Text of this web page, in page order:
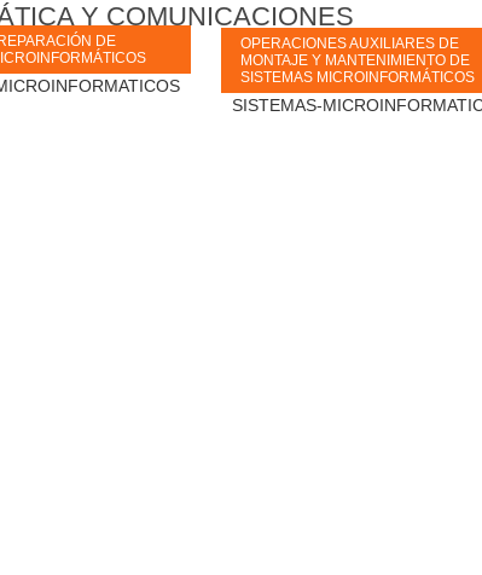
Y COMUNICACIONES
DE
OPERACIONES AUXILIARES DE
MONTAJE Y MANTENIMIENTO DE
SISTEMAS MICROINFORMÁTICOS